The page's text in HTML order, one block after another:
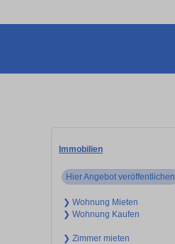
Immobilien
Hier Angebot veröffentlichen
❯ Wohnung Mieten
❯ Wohnung Kaufen
❯ Zimmer mieten